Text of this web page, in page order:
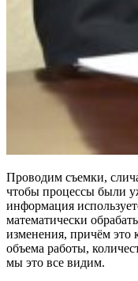
Проводим съемки,
чтобы процессы были
информация
математически
изменения, причём это
объема работы,
мы это все видим.